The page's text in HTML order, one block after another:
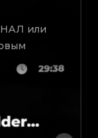
или